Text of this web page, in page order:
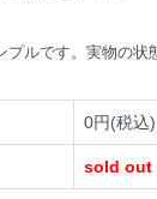
ルです。実物の状
0円(税込)
sold out